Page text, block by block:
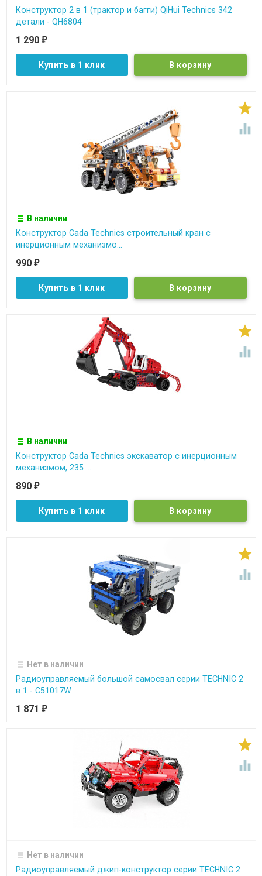
Конструктор 2 в 1 (трактор и багги) QiHui Technics 342
детали - QH6804
1 290 ₽
Купить в 1 клик


В наличии
Конструктор Cada Technics строительный кран c
инерционным механизмо...
990 ₽
Купить в 1 клик


В наличии
Конструктор Cada Technics экскаватор c инерционным
механизмом, 235 ...
890 ₽
Купить в 1 клик


Нет в наличии
Радиоуправляемый большой самосвал серии TECHNIC 2
в 1 - C51017W
1 871 ₽


Нет в наличии
Радиоуправляемый джип-конструктор серии TECHNIC 2